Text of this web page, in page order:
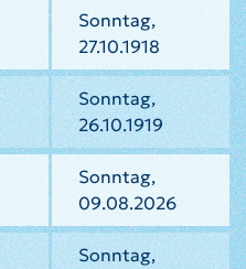
Sonntag,
27.10.1918
Sonntag,
26.10.1919
Sonntag,
09.08.2026
Sonntag,